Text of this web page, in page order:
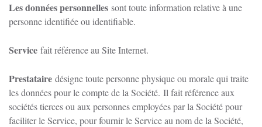
Les données personnelles sont toute information relative à une
personne identifiée ou identifiable.
Service fait référence au Site Internet.
Prestataire désigne toute personne physique ou morale qui traite
les données pour le compte de la Société. Il fait référence aux
sociétés tierces ou aux personnes employées par la Société pour
faciliter le Service, pour fournir le Service au nom de la Société,